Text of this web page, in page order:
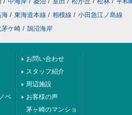
海 / 東海道本線 / 相模線 / 小田急江ノ島線
茅ケ崎 / 鵠沼海岸
ベ
お問い合わせ
スタッフ紹介
周辺施設
お客様の声
茅ヶ崎のマンショ